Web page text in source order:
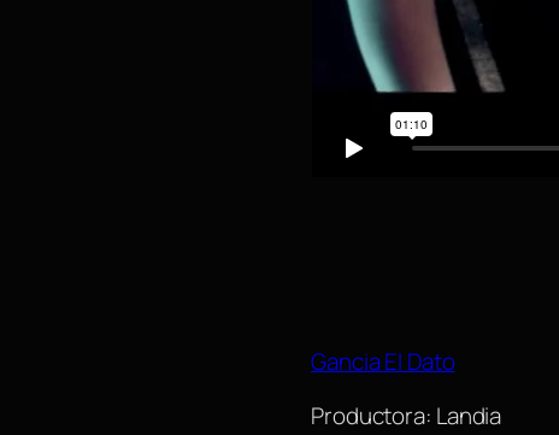
Gancia El Dato
Productora: Landia